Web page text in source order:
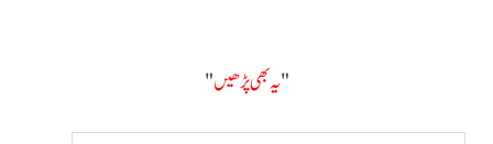
"یہ بھی پڑھیں"